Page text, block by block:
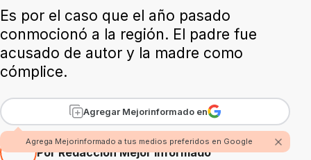
Es por el caso que el año pasado
conmocionó a la región. El padre fue
acusado de autor y la madre como
cómplice.
Agregar Mejorinformado en
Agrega Mejorinformado a tus medios preferidos en Google
Por Redacción Mejor Informado